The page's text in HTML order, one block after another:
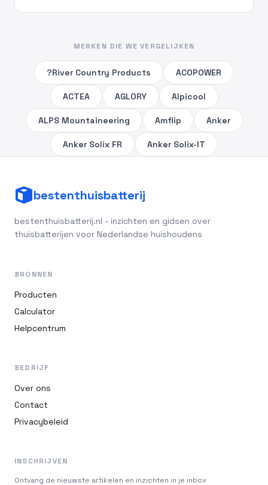
MERKEN DIE WE VERGELIJKEN
?River Country Products ACOPOWER
ACTEA AGLORY Alpicool
ALPS Mountaineering Amflip Anker
Anker Solix FR Anker Solix-IT
bestenthuisbatterij
bestenthuisbatterij.nl - inzichten en gidsen over
thuisbatterijen voor Nederlandse huishoudens
BRONNEN
Producten
Calculator
Helpcentrum
BEDRIJF
Over ons
Contact
Privacybeleid
INSCHRIJVEN
Ontvang de nieuwste artikelen en inzichten in je inbox